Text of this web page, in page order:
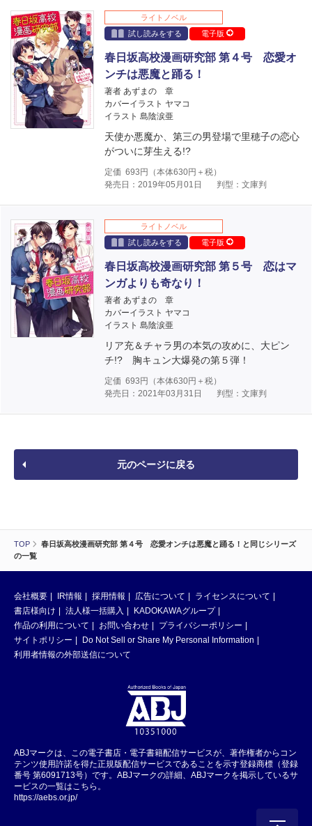
TOP
春日坂高校漫画研究部 第４号 恋愛オンチは悪魔と踊る！と同じシリーズ
の一覧
ライトノベル
試し読みをする
電子版
春日坂高校漫画研究部 第４号 恋愛オ
ンチは悪魔と踊る！
著者 あずまの 章
カバーイラスト ヤマコ
イラスト 島陰涙亜
天使か悪魔か、第三の男登場で里穂子の恋心
がついに芽生える!?
定価 693 円（本体630円＋税）
発売日：2019年05月01日
判型：文庫判
ライトノベル
試し読みをする
電子版
春日坂高校漫画研究部 第５号 恋はマ
ンガよりも奇なり！
著者 あずまの 章
カバーイラスト ヤマコ
イラスト 島陰涙亜
リア充＆チャラ男の本気の攻めに、大ピン
チ!? 胸キュン大爆発の第５弾！
定価 693 円（本体630円＋税）
発売日：2021年03月31日
判型：文庫判
元のページに戻る
会社概要 IR情報 採用情報 広告について
ライセンスについて
書店様向け
法人様一括購入
KADOKAWAグループ
作品の利用について
お問い合わせ
プライバシーポリシー
サイトポリシー
Do Not Sell or Share My Personal Information
利用者情報の外部送信について
ABJマークは、この電子書店・電子書籍配信サービスが、著作権者からコン
テンツ使用許諾を得た正規版配信サービスであることを示す登録商標（登録
番号 第6091713号）です。ABJマークの詳細、ABJマークを掲示しているサ
ービスの一覧はこちら。
https://aebs.or.jp/